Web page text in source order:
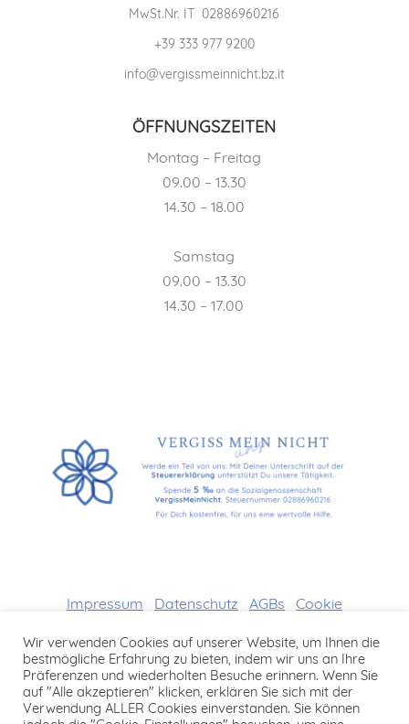
MwSt.Nr. IT 02886960216
+39 333 977 9200
info@vergissmeinnicht.bz.it
ÖFFNUNGSZEITEN
Montag – Freitag
09.00 – 13.30
14.30 – 18.00
Samstag
09.00 – 13.30
14.30 – 17.00
Impressum Datenschutz AGBs
Cookie
Wir verwenden Cookies auf unserer Website, um Ihnen die
bestmögliche Erfahrung zu bieten, indem wir uns an Ihre
Präferenzen und wiederholten Besuche erinnern. Wenn Sie
auf "Alle akzeptieren" klicken, erklären Sie sich mit der
Verwendung ALLER Cookies einverstanden. Sie können